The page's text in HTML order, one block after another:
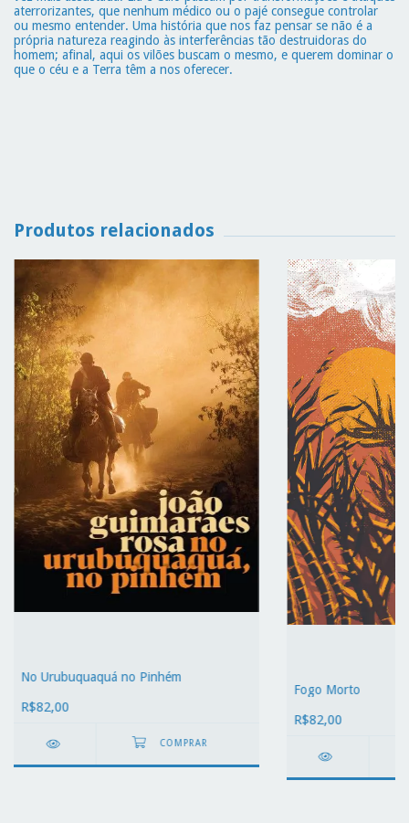
aterrorizantes, que nenhum médico ou o pajé consegue controlar
ou mesmo entender. Uma história que nos faz pensar se não é a
própria natureza reagindo às interferências tão destruidoras do
homem; afinal, aqui os vilões buscam o mesmo, e querem dominar o
que o céu e a Terra têm a nos oferecer.
Produtos relacionados
No Urubuquaquá no Pinhém
R$82,00
Fogo Morto
R$82,00